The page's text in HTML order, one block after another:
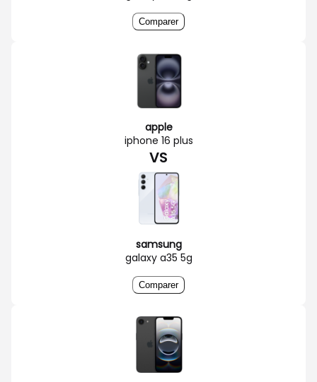
Comparer
apple
iphone 16 plus
VS
samsung
galaxy a35 5g
Comparer